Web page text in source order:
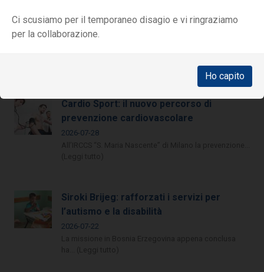
Ci scusiamo per il temporaneo disagio e vi ringraziamo
per la collaborazione.
Ho capito
miniascensore per persone con disabilità
2026-08-03
Cardio Sport: il nuovo percorso di
prevenzione cardiovascolare
2026-07-28
Siroki Brijeg: rafforzati i servizi per
l’autismo e la disabilità
2026-07-22